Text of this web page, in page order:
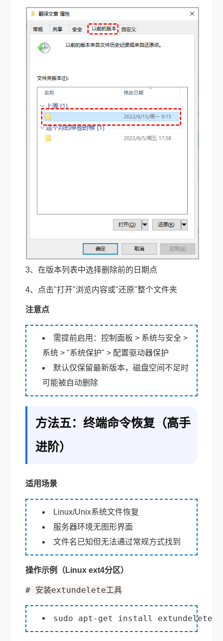
3、在版本列表中选择删除前的日期点
4、点击"打开"浏览内容或"还原"整个文件夹
注意点
需提前启用：控制面板 > 系统与安全 >
系统 > "系统保护" > 配置驱动器保护
默认仅保留最新版本，磁盘空间不足时
可能被自动删除
方法五：终端命令恢复（高手
进阶）
适用场景
Linux/Unix系统文件恢复
服务器环境无图形界面
文件名已知但无法通过常规方式找到
操作示例（Linux ext4分区）
# 安装extundelete工具
sudo apt-get install extundelete